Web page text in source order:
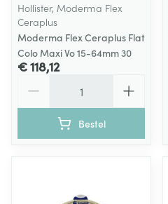
Hollister, Moderma Flex
Ceraplus
Moderma Flex Ceraplus Flat
Colo Maxi Vo 15-64mm 30
€ 118,12
Bestel